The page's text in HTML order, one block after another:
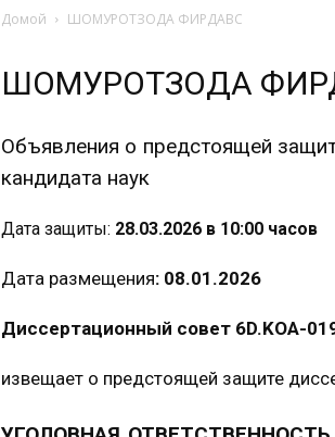
Домой ШОМУРОТЗОДА ФИРДАВС
ШОМУРОТЗОДА
Объявления о предстоящей
кандидата наук
Дата защиты: 28.03.2026 в 10:00 часов
Дата размещения: 08.01.2026
Диссертационный совет 6D.KOA-
извещает о предстоящей защите